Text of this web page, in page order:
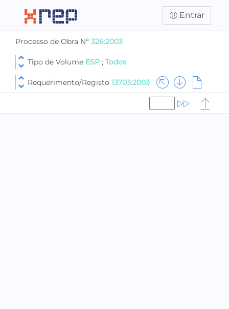
Entrar
Processo de Obra Nº 326:2003
Tipo de Volume ESP ; Todos
Requerimento/Registo 13703:2003